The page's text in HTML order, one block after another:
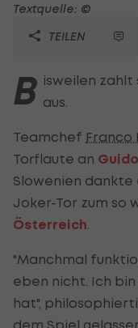
Textquelle: ©
TEILEN
B isweilen zahlt
aus.
Teamchef Franco
Torflaute an
Slowenien dankte
Joker-Tor zum so
Österreich
"Manchmal
eben nicht. Ich
hat",
dem Spiel